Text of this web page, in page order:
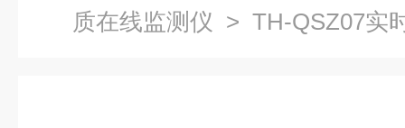
质在线监测仪 > TH-QSZ07实